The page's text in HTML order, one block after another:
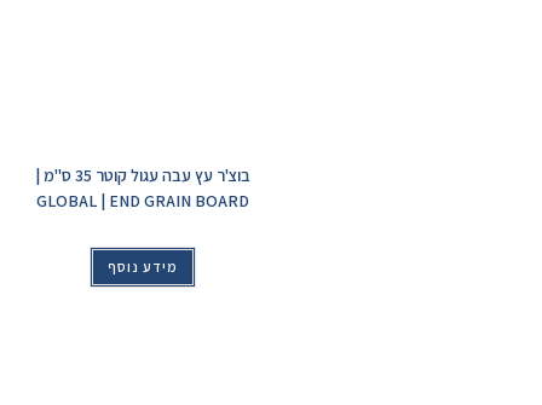
בוצ'ר עץ עבה עגול קוטר 35 ס"מ |
GLOBAL | END GRAIN BOARD
מידע נוסף